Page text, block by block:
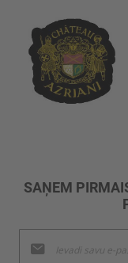
SAŅEM
jaunumu